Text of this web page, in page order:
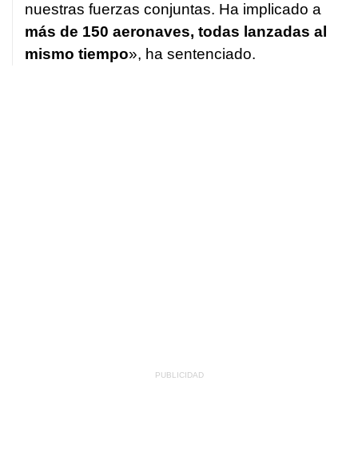
nuestras fuerzas conjuntas. Ha implicado a
más de 150 aeronaves, todas lanzadas al
mismo tiempo», ha sentenciado.